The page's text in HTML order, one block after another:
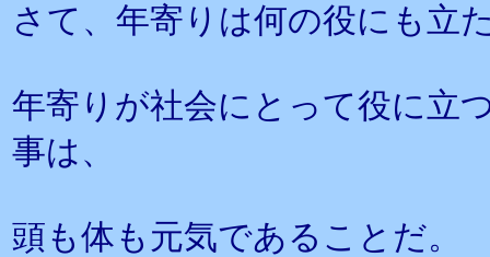
さて、年寄りは何の役にも立
年寄りが社会にとって役に立
事は、
頭も体も元気であることだ。